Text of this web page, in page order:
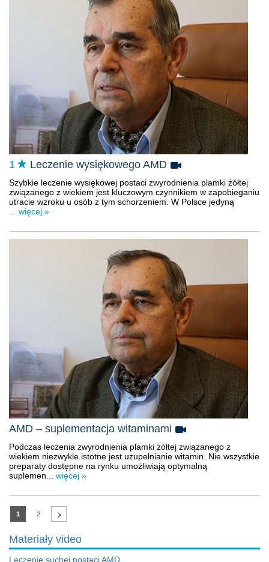
1 Leczenie wysiękowego AMD
Szybkie leczenie wysiękowej postaci zwyrodnienia plamki żółtej
związanego z wiekiem jest kluczowym czynnikiem w zapobieganiu
utracie wzroku u osób z tym schorzeniem. W Polsce jedyną
... więcej »
AMD – suplementacja witaminami
Podczas leczenia zwyrodnienia plamki żółtej związanego z
wiekiem niezwykle istotne jest uzupełnianie witamin. Nie wszystkie
preparaty dostępne na rynku umożliwiają optymalną
suplemen...
więcej »
1 2
Materiały video
Leczenie suchej postaci AMD